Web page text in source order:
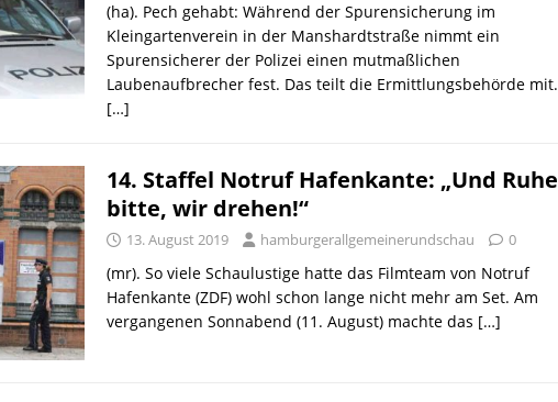
(ha). Pech gehabt: Während der Spurensicherung im
Kleingartenverein in der Manshardtstraße nimmt ein
Spurensicherer der Polizei einen mutmaßlichen
Laubenaufbrecher fest. Das teilt die Ermittlungsbehörde mit.
[…]
14. Staffel Notruf Hafenkante: „Und Ruhe
bitte, wir drehen!“
13. August 2019 hamburgerallgemeinerundschau 0
(mr). So viele Schaulustige hatte das Filmteam von Notruf
Hafenkante (ZDF) wohl schon lange nicht mehr am Set. Am
vergangenen Sonnabend (11. August) machte das […]